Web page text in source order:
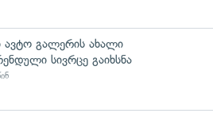
ავტო გალერის ახალი
სივრცე გაიხსნა